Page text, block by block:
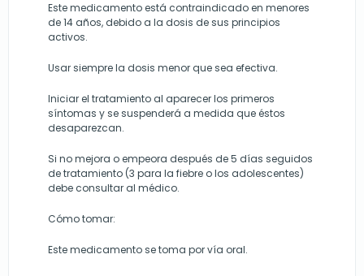
Este medicamento está contraindicado en menores
de 14 años, debido a la dosis de sus principios
activos.
Usar siempre la dosis menor que sea efectiva.
Iniciar el tratamiento al aparecer los primeros
síntomas y se suspenderá a medida que éstos
desaparezcan.
Si no mejora o empeora después de 5 días seguidos
de tratamiento (3 para la fiebre o los adolescentes)
debe consultar al médico.
Cómo tomar:
Este medicamento se toma por vía oral.